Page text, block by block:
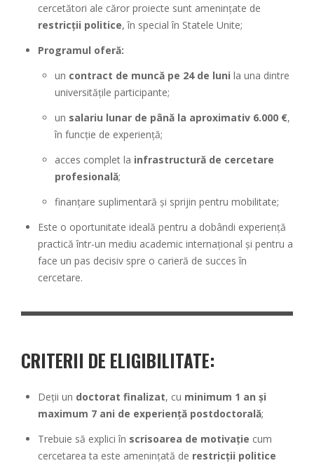
cercetători ale căror proiecte sunt amenințate de
restricții politice, în special în Statele Unite;
Programul oferă:
un contract de muncă pe 24 de luni la una dintre
universitățile participante;
un salariu lunar de până la aproximativ 6.000 €,
în funcție de experiență;
acces complet la infrastructură de cercetare
profesională;
finanțare suplimentară și sprijin pentru mobilitate;
Este o oportunitate ideală pentru a dobândi experiență
practică într-un mediu academic internațional și pentru a
face un pas decisiv spre o carieră de succes în
cercetare.
CRITERII DE ELIGIBILITATE:
Deții un doctorat finalizat, cu minimum 1 an și
maximum 7 ani de experiență postdoctorală;
Trebuie să explici în scrisoarea de motivație cum
cercetarea ta este amenințată de restricții politice